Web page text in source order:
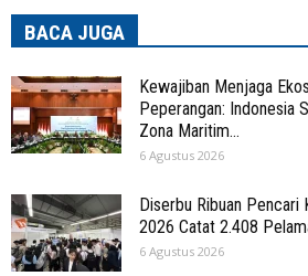
BACA JUGA
Kewajiban Menjaga
Peperangan: Indonesia
Zona Maritim...
6 Agustus 2026
Diserbu Ribuan
2026 Catat 2.408
6 Agustus 2026